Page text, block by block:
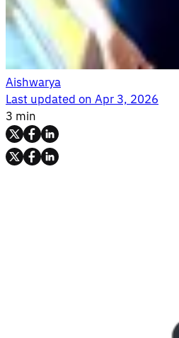
Aishwarya
Last updated onApr 3, 2026
3 min